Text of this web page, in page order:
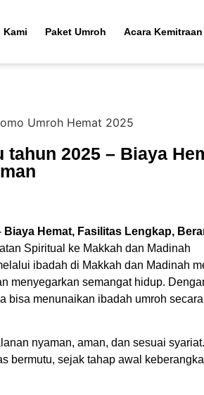
Kami Paket Umroh Acara
tahun 2025 – Biaya
Hemat, Fasilitas Lengkap,
Spiritual ke Makkah dan Madinah
ibadah di Makkah dan Madinah
menyegarkan semangat hidup.
bisa menunaikan ibadah umroh
nyaman, aman, dan sesuai
bermutu, sejak tahap awal